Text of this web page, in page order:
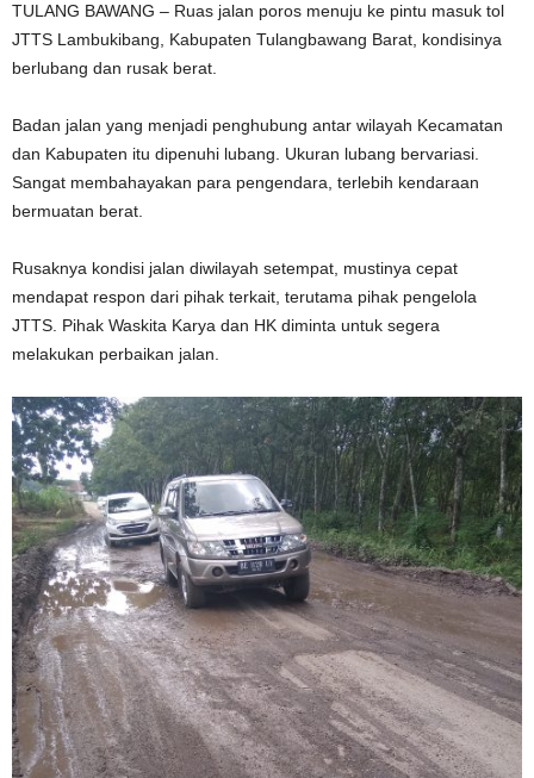
TULANG BAWANG – Ruas jalan poros menuju ke pintu masuk tol
JTTS Lambukibang, Kabupaten Tulangbawang Barat, kondisinya
berlubang dan rusak berat.
Badan jalan yang menjadi penghubung antar wilayah Kecamatan
dan Kabupaten itu dipenuhi lubang. Ukuran lubang bervariasi.
Sangat membahayakan para pengendara, terlebih kendaraan
bermuatan berat.
Rusaknya kondisi jalan diwilayah setempat, mustinya cepat
mendapat respon dari pihak terkait, terutama pihak pengelola
JTTS. Pihak Waskita Karya dan HK diminta untuk segera
melakukan perbaikan jalan.